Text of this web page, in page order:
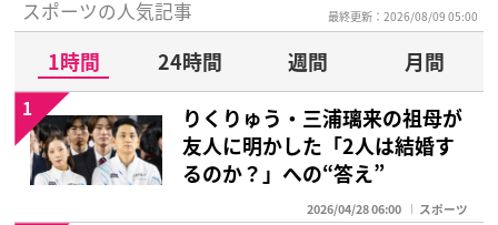
スポーツの人気記事 最終更新：2026/08/09 05:00
1時間 24時間 週間
月間
りくりゅう・三浦璃来の祖母が
友人に明かした「2人は結婚す
るのか？」への“答え”
2026/04/28 06:00 スポーツ
1